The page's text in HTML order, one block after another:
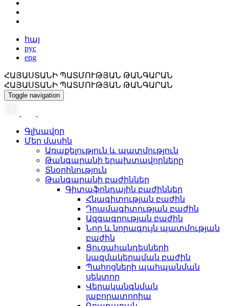
հայ
рус
eng
ՀԱՅԱՍՏԱՆԻ ՊԱՏՄՈՒԹՅԱՆ ԹԱՆԳԱՐԱՆ
ՀԱՅԱՍՏԱՆԻ ՊԱՏՄՈՒԹՅԱՆ ԹԱՆԳԱՐԱՆ
Toggle navigation
Գլխավոր
Մեր մասին
Առաքելություն և պատմություն
Թանգարանի երախտավորները
Տնօրինություն
Թանգարանի բաժիններ
Գիտաֆոնդային բաժիններ
Հնագիտության բաժին
Դրամագիտության բաժին
Ազգագրության բաժին
Նոր և նորագույն պատմության
բաժին
Ցուցահանդեսների
կազմակերպման բաժին
Պահոցների պահպանման
սեկտոր
Վերականգնման
լաբորատորիա